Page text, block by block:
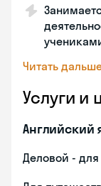
Читать
Услуги и
Английский
Деловой - для